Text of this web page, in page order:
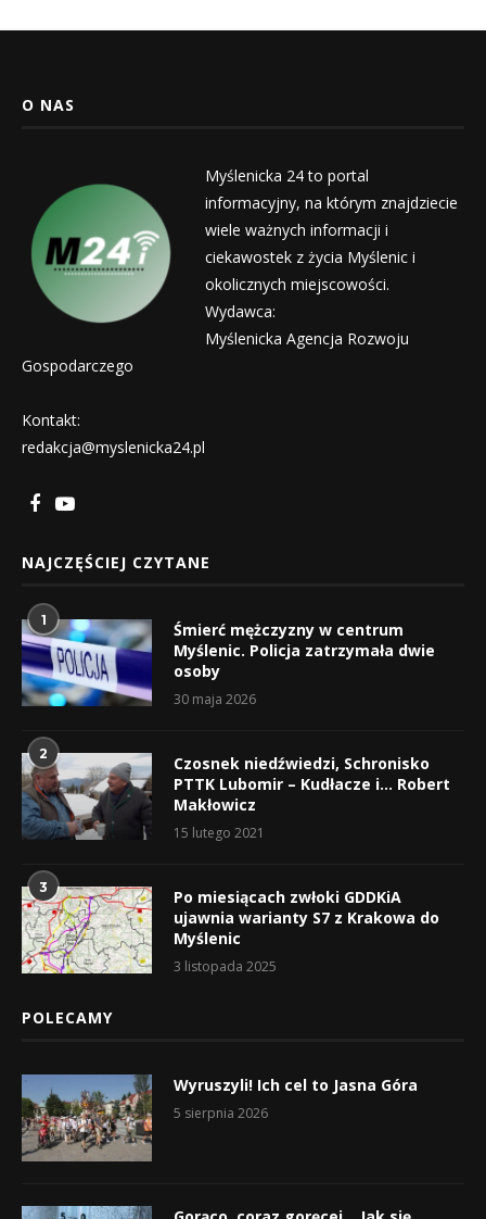
O NAS
Myślenicka 24 to portal
informacyjny, na którym znajdziecie
wiele ważnych informacji i
ciekawostek z życia Myślenic i
okolicznych miejscowości.
Wydawca:
Myślenicka Agencja Rozwoju
Gospodarczego
Kontakt:
redakcja@myslenicka24.pl
NAJCZĘŚCIEJ CZYTANE
1
Śmierć mężczyzny w centrum
Myślenic. Policja zatrzymała dwie
osoby
30 maja 2026
2
Czosnek niedźwiedzi, Schronisko
PTTK Lubomir – Kudłacze i… Robert
Makłowicz
15 lutego 2021
3
Po miesiącach zwłoki GDDKiA
ujawnia warianty S7 z Krakowa do
Myślenic
3 listopada 2025
POLECAMY
Wyruszyli! Ich cel to Jasna Góra
5 sierpnia 2026